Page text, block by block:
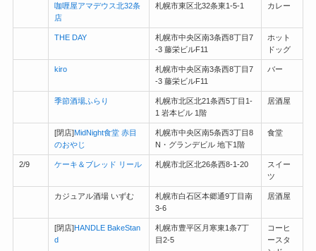
咖喱屋アマデウス北32条
店
札幌市東区北32条東1-5-1 カレー
THE DAY
札幌市中央区南3条西8丁目7
-3 藤栄ビルF11
ホット
ドッグ
kiro
札幌市中央区南3条西8丁目7
-3 藤栄ビルF11
バー
季節酒場ふらり
札幌市北区北21条西5丁目1-
1 岩本ビル 1階
居酒屋
[閉店]MidNight食堂 赤目
のおやじ
札幌市中央区南5条西3丁目8
N・グランデビル 地下1階
食堂
2/9 ケーキ＆ブレッド リール 札幌市北区北26条西8-1-20
スイー
ツ
カジュアル酒場 いずむ
札幌市白石区本郷通9丁目南
3-6
居酒屋
[閉店]HANDLE BakeStan
d
札幌市豊平区月寒東1条7丁
目2-5
コーヒ
ースタ